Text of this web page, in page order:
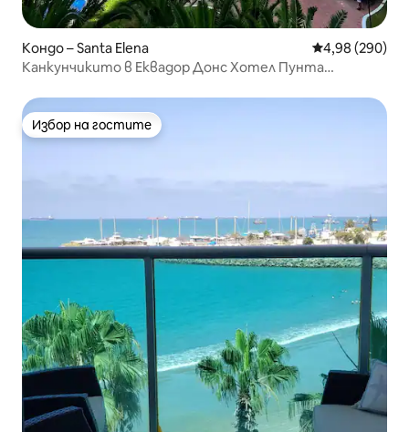
Кондо – Santa Elena Средна
4,98 (290)
Канкунчикито в Еквадор Донс Хотел Пунта
Избор на гостите
Избор на гостите